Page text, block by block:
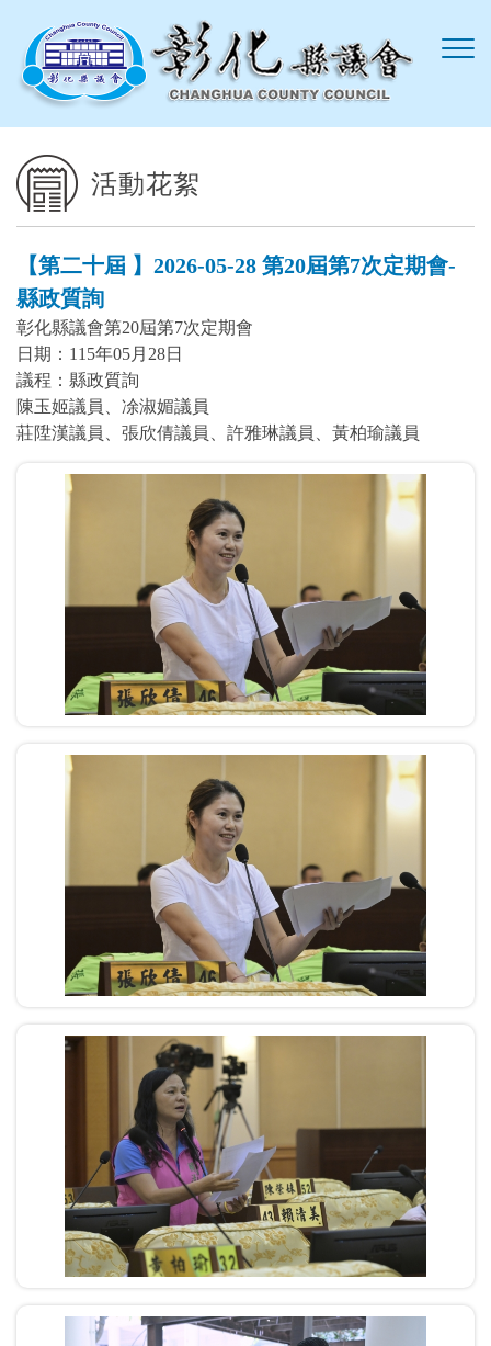
活動花絮
【第二十屆 】2026-05-28 第20屆第7次定期會-
縣政質詢
彰化縣議會第20屆第7次定期會
日期：115年05月28日
議程：縣政質詢
陳玉姬議員、凃淑媚議員
莊陞漢議員、張欣倩議員、許雅琳議員、黃柏瑜議員